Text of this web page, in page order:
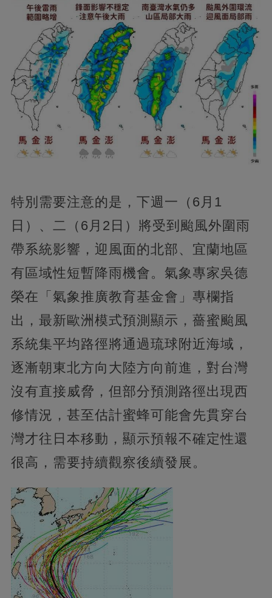
特別需要注意的是，下週一（6月1
日）、二（6月2日）將受到颱風外圍雨
帶系統影響，迎風面的北部、宜蘭地區
有區域性短暫降雨機會。氣象專家吳德
榮在「氣象推廣教育基金會」專欄指
出，最新歐洲模式預測顯示，薔蜜颱風
系統集平均路徑將通過琉球附近海域，
逐漸朝東北方向大陸方向前進，對台灣
沒有直接威脅，但部分預測路徑出現西
修情況，甚至估計蜜蜂可能會先貫穿台
灣才往日本移動，顯示預報不確定性還
很高，需要持續觀察後續發展。